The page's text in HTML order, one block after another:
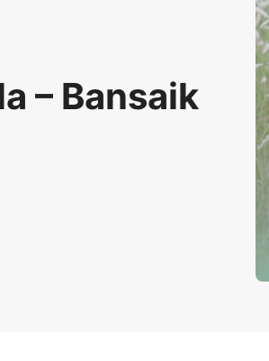
– Bansaik